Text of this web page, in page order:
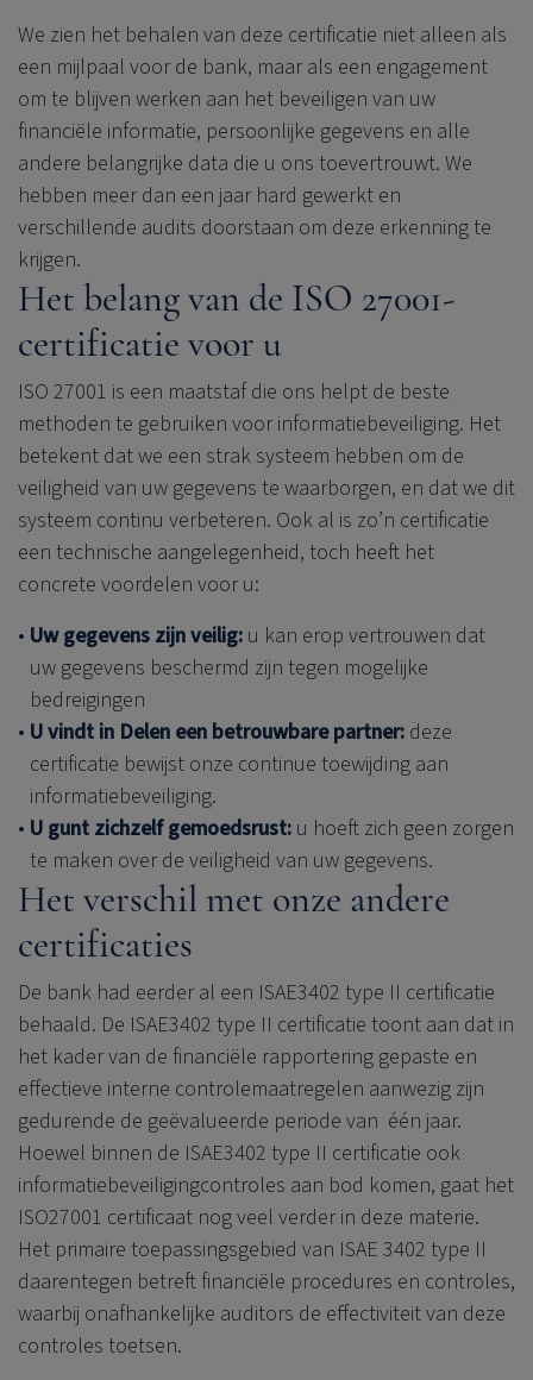
We zien het behalen van deze certificatie niet alleen als
een mijlpaal voor de bank, maar als een engagement
om te blijven werken aan het beveiligen van uw
financiële informatie, persoonlijke gegevens en alle
andere belangrijke data die u ons toevertrouwt. We
hebben meer dan een jaar hard gewerkt en
verschillende audits doorstaan om deze erkenning te
krijgen.
Het belang van de ISO 27001-
certificatie voor u
ISO 27001 is een maatstaf die ons helpt de beste
methoden te gebruiken voor informatiebeveiliging. Het
betekent dat we een strak systeem hebben om de
veiligheid van uw gegevens te waarborgen, en dat we dit
systeem continu verbeteren. Ook al is zo’n certificatie
een technische aangelegenheid, toch heeft het
concrete voordelen voor u:
Uw gegevens zijn veilig: u kan erop vertrouwen dat
uw gegevens beschermd zijn tegen mogelijke
bedreigingen
U vindt in Delen een betrouwbare partner: deze
certificatie bewijst onze continue toewijding aan
informatiebeveiliging.
U gunt zichzelf gemoedsrust: u hoeft zich geen zorgen
te maken over de veiligheid van uw gegevens.
Het verschil met onze andere
certificaties
De bank had eerder al een ISAE3402 type II certificatie
behaald. De ISAE3402 type II certificatie toont aan dat in
het kader van de financiële rapportering gepaste en
effectieve interne controlemaatregelen aanwezig zijn
gedurende de geëvalueerde periode van één jaar.
Hoewel binnen de ISAE3402 type II certificatie ook
informatiebeveiligingcontroles aan bod komen, gaat het
ISO27001 certificaat nog veel verder in deze materie.
Het primaire toepassingsgebied van ISAE 3402 type II
daarentegen betreft financiële procedures en controles,
waarbij onafhankelijke auditors de effectiviteit van deze
controles toetsen.